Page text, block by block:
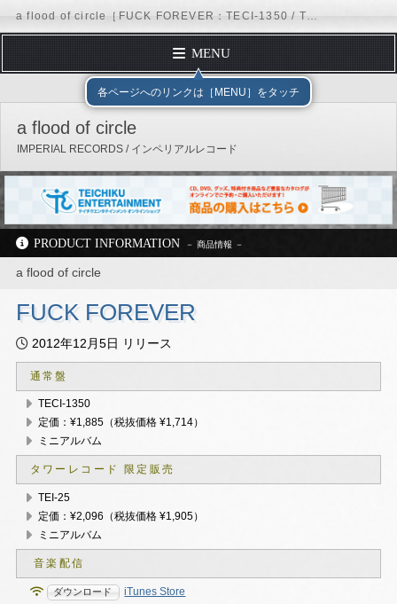
a flood of circle［FUCK FOREVER：TECI-1350 / TEI-25］ / IMPERIAL RECORDS
MENU
TOP PAGE
DISCOGRAPHY
FORM MAIL
REQUEST
Official Site Facebook X（Twitter）
TikTok
テイチクエンタテインメント IMPERIAL RECORDS
ディスコグラフィー
各ページへのリンクは［MENU］をタッチ
テイチクエンタテインメント IMPERIAL RECORDS
a flood of circle
IMPERIAL RECORDS / インペリアルレコード
PRODUCT INFORMATION
a flood of circle
FUCK FOREVER
2012年12月5日 リリース
通常盤
TECI-1350
定価：¥1,885（税抜価格 ¥1,714）
ミニアルバム
タワーレコード 限定販売
TEI-25
定価：¥2,096（税抜価格 ¥1,905）
ミニアルバム
iTunes Store